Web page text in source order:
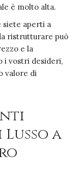
è molto alta.
siete aperti a
ristrutturare può
e la
i vostri desideri,
valore di
a